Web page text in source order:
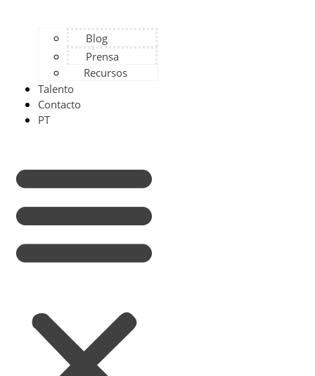
Blog
Prensa
Recursos
Talento
Contacto
PT